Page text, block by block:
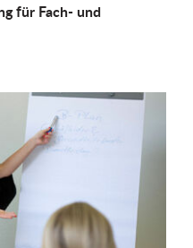
für Fach-­ und